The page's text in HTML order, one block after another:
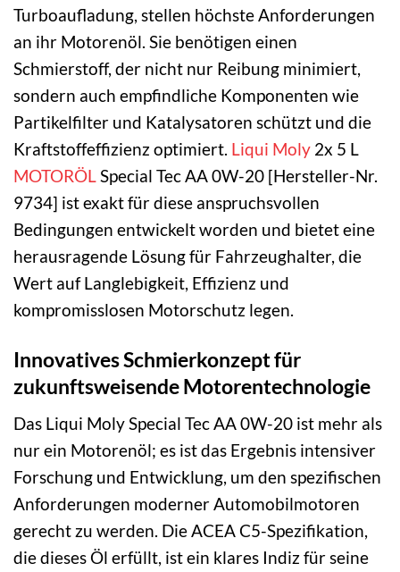
Turboaufladung, stellen höchste Anforderungen
an ihr Motorenöl. Sie benötigen einen
Schmierstoff, der nicht nur Reibung minimiert,
sondern auch empfindliche Komponenten wie
Partikelfilter und Katalysatoren schützt und die
Kraftstoffeffizienz optimiert. Liqui Moly 2x 5 L
MOTORÖLSpecial Tec AA 0W-20 [Hersteller-Nr.
9734] ist exakt für diese anspruchsvollen
Bedingungen entwickelt worden und bietet eine
herausragende Lösung für Fahrzeughalter, die
Wert auf Langlebigkeit, Effizienz und
kompromisslosen Motorschutz legen.
Innovatives Schmierkonzept für
zukunftsweisende Motorentechnologie
Das Liqui Moly Special Tec AA 0W-20 ist mehr als
nur ein Motorenöl; es ist das Ergebnis intensiver
Forschung und Entwicklung, um den spezifischen
Anforderungen moderner Automobilmotoren
gerecht zu werden. Die ACEA C5-Spezifikation,
die dieses Öl erfüllt, ist ein klares Indiz für seine